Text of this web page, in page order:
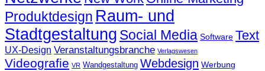
Produktdesign Raum- und
Stadtgestaltung Social Media Software Text
UX-Design Veranstaltungsbranche Verlagswesen
Videografie VR Wandgestaltung Webdesign Werbung